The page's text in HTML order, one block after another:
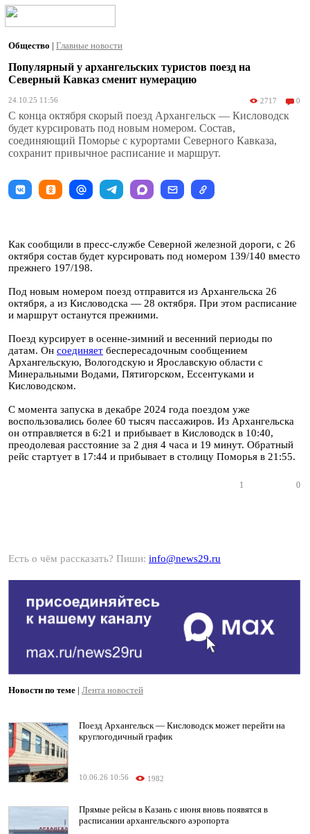
Общество | Главные новости
Популярный у архангельских туристов поезд на
Северный Кавказ сменит нумерацию
24.10.25 11:56 2717 0
С конца октября скорый поезд Архангельск — Кисловодск
будет курсировать под новым номером. Состав,
соединяющий Поморье с курортами Северного Кавказа,
сохранит привычное расписание и маршрут.
Как сообщили в пресс-службе Северной железной дороги, с 26
октября состав будет курсировать под номером 139/140 вместо
прежнего 197/198.
Под новым номером поезд отправится из Архангельска 26
октября, а из Кисловодска — 28 октября. При этом расписание
и маршрут останутся прежними.
Поезд курсирует в осенне-зимний и весенний периоды по
датам. Он соединяет беспересадочным сообщением
Архангельскую, Вологодскую и Ярославскую области с
Минеральными Водами, Пятигорском, Ессентуками и
Кисловодском.
С момента запуска в декабре 2024 года поездом уже
воспользовались более 60 тысяч пассажиров. Из Архангельска
он отправляется в 6:21 и прибывает в Кисловодск в 10:40,
преодолевая расстояние за 2 дня 4 часа и 19 минут. Обратный
рейс стартует в 17:44 и прибывает в столицу Поморья в 21:55.
1 0
Есть о чём рассказать? Пиши: info@news29.ru
Новости по теме | Лента новостей
Поезд Архангельск — Кисловодск может перейти на
круглогодичный график
10.06.26 10:56 1982
Прямые рейсы в Казань с июня вновь появятся в
расписании архангельского аэропорта